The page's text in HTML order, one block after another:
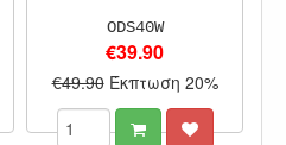
ODS40W
€39.90
€49.90 Έκπτωση 20%